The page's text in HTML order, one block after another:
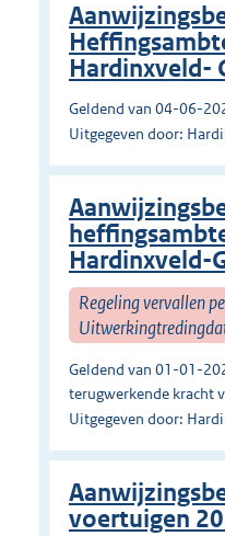
Hardinxveld-
Geldend van 04-06-
Uitgegeven door:
Hardinxveld-
Regeling vervallen
Geldend van 01-01-
terugwerkende kracht
Uitgegeven door:
voertuigen